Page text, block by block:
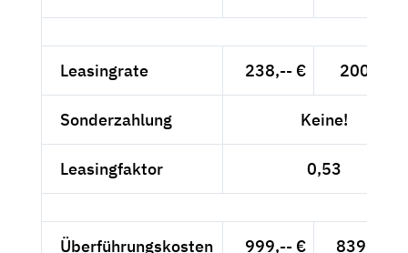
Leasingrate 238,-- € 200,-- €
Sonderzahlung Keine!
Leasingfaktor 0,53
Überführungskosten 999,-- € 839,50 €